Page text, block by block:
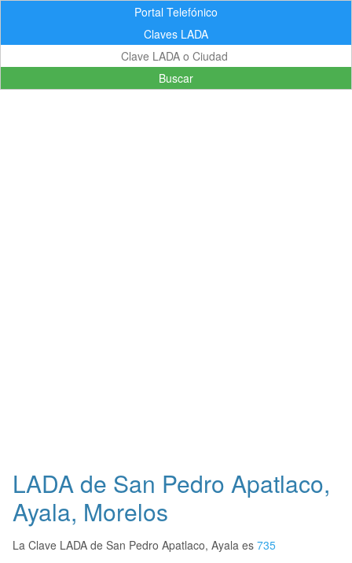
Portal Telefónico
Claves LADA
Buscar
LADA de San Pedro Apatlaco,
Ayala, Morelos
La Clave LADA de San Pedro Apatlaco, Ayala es 735